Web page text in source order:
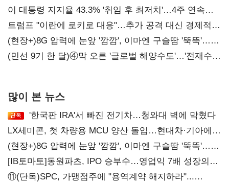
이 대통령 지지율 43.3% '취임 후 최저치'…4주 연속
'하락'
트럼프 "이란에 로키로 대응"…추가 공격 대신 경제적
압박 시사
(현장+)8G 압력에 눈앞 '깜깜', 이마엔 구슬땀 '뚝뚝'…
화려한 에어쇼 뒤 땀방울
(민선 9기 한 달)④막 오른 '글로벌 해양수도'…'전재수
많이 본 뉴스
'한국판 IRA'서 빠진 전기차…청와대 벽에 막혔다
LX세미콘, 첫 차량용 MCU 양산 돌입…현대차·기아에
공급
(현장+)8G 압력에 눈앞 '깜깜', 이마엔 구슬땀 '뚝뚝'…
화려한 에어쇼 뒤 땀방울
[IB토마토]동원파츠, IPO 승부수…영업익 7배 성장의
이면은 고객 편중
⑪(단독)SPC, 가맹점주에 "용역계약 해지하라"...